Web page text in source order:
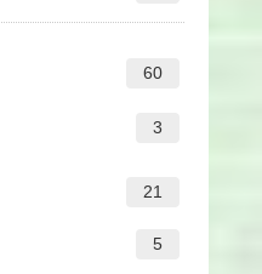
60
3
21
5